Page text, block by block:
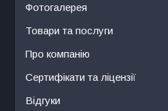
Фотогалерея
Товари та послуги
Про компанію
Сертифікати та ліцензії
Відгуки